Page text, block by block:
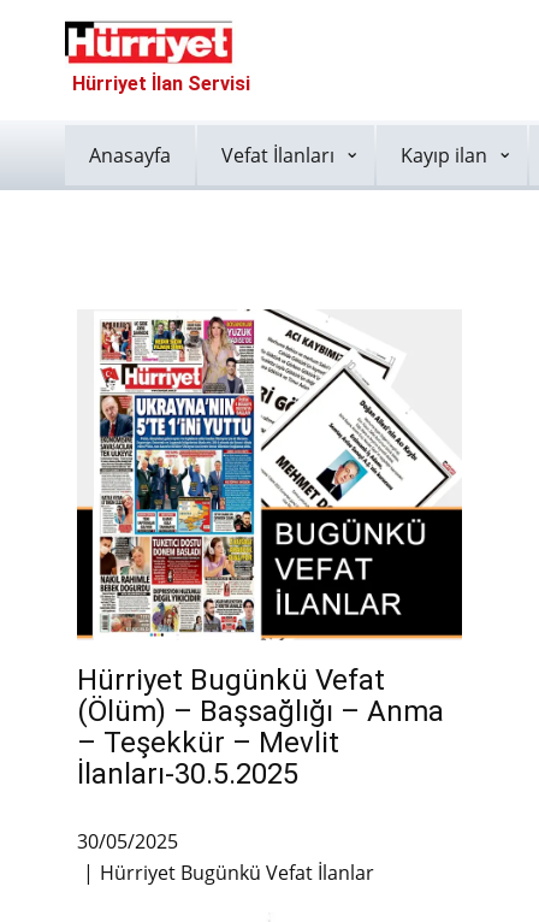
Hürriyet İlan Servisi
Anasayfa Vefat İlanları Kayıp ilan
Hürriyet Bugünkü Vefat
(Ölüm) – Başsağlığı – Anma
– Teşekkür – Mevlit
İlanları-30.5.2025
30/05/2025
Hürriyet Bugünkü Vefat İlanlar